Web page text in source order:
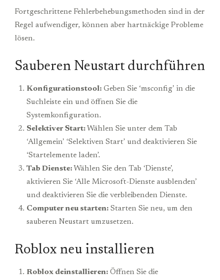
Fortgeschrittene Fehlerbehebungsmethoden sind in der
Regel aufwendiger, können aber hartnäckige Probleme
lösen.
Sauberen Neustart durchführen
Konfigurationstool: Geben Sie ‘msconfig’ in die
Suchleiste ein und öffnen Sie die
Systemkonfiguration.
Selektiver Start:Wählen Sie unter dem Tab
‘Allgemein’ ‘Selektiven Start’ und deaktivieren Sie
‘Startelemente laden’.
Tab Dienste:Wählen Sie den Tab ‘Dienste’,
aktivieren Sie ‘Alle Microsoft-Dienste ausblenden’
und deaktivieren Sie die verbleibenden Dienste.
Computer neu starten: Starten Sie neu, um den
sauberen Neustart umzusetzen.
Roblox neu installieren
Roblox deinstallieren: Öffnen Sie die